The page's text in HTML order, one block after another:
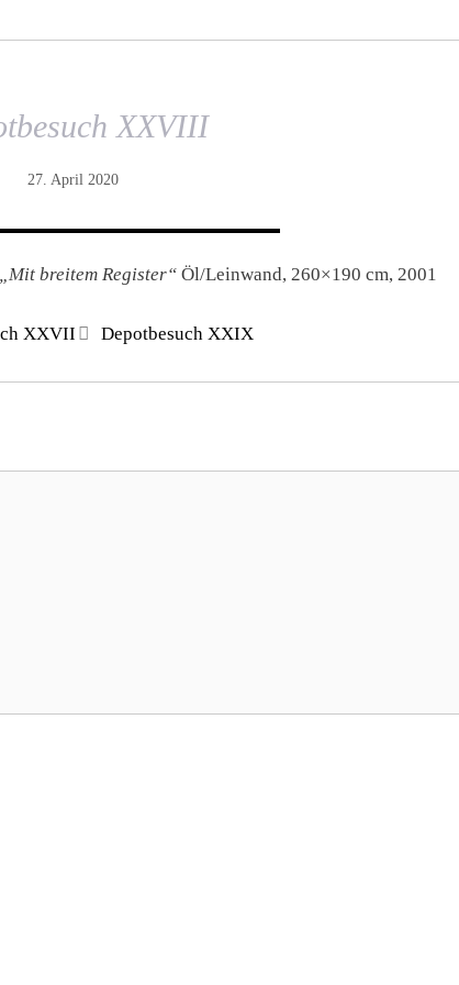
XXVIII
27. April 2020
„Mit breitem Register“Öl/Leinwand, 260×190 cm, 2001
XXVII Depotbesuch XXIX